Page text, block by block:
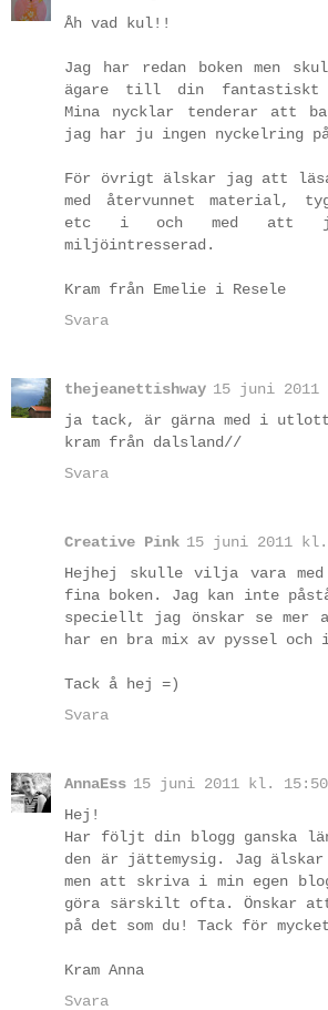
Åh vad kul!!
Jag har redan boken men
ägare till din fantastiskt
Mina nycklar tenderar att
jag har ju ingen nyckelring
För övrigt älskar jag att
med återvunnet material,
etc i och med att
miljöintresserad.
Kram från Emelie i Resele
Svara
thejeanettishway 15 juni
ja tack, är gärna med i
kram från dalsland//
Svara
Creative Pink 15 juni 2011
Hejhej skulle vilja vara med
fina boken. Jag kan inte
speciellt jag önskar se mer
har en bra mix av pyssel och
Tack å hej =)
Svara
AnnaEss 15 juni 2011 kl. 15:50
Hej!
Har följt din blogg ganska
den är jättemysig. Jag
men att skriva i min egen
göra särskilt ofta. Önskar
på det som du! Tack för
Kram Anna
Svara